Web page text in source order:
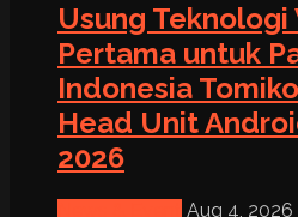
Usung Teknologi
Pertama untuk
Indonesia
Head Unit
2026
Aug 4, 2026